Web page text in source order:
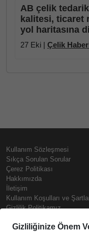
AB çelik
kalitesi, ticaret
yol haritasına
27 Eki | Çelik
Kullanım Sözleşmesi
Sıkça Sorulan Sorular
Çerez Politikası
Hakkımızda
İletişim
Kullanım Koşulları ve
Gizlilik Politikamız
Prime